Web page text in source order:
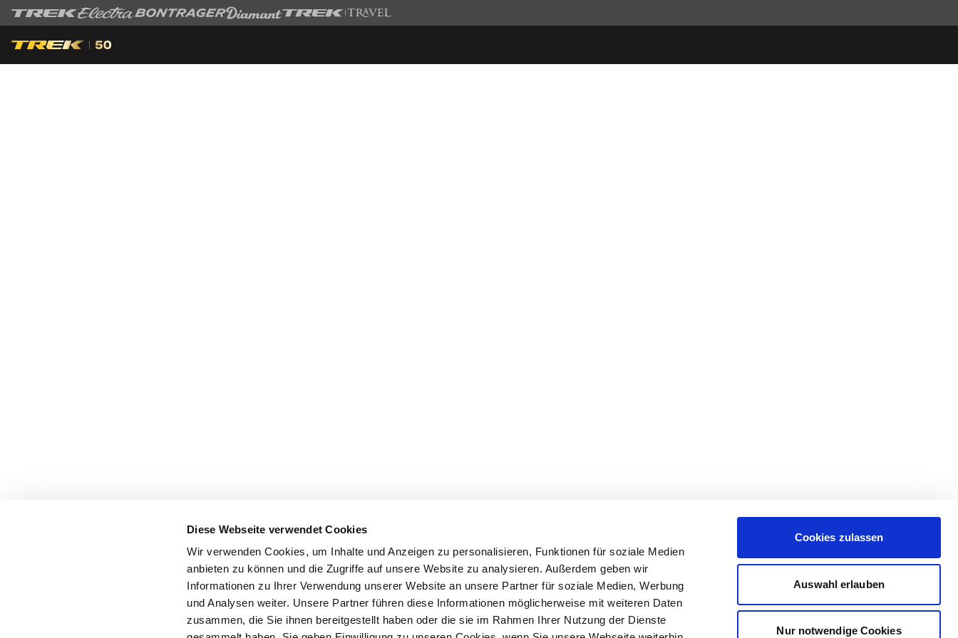
Diese Webseite verwendet Cookies
Wir verwenden Cookies, um Inhalte und Anzeigen zu personalisieren, Funktionen für soziale Medien
anbieten zu können und die Zugriffe auf unsere Website zu analysieren. Außerdem geben wir
Informationen zu Ihrer Verwendung unserer Website an unsere Partner für soziale Medien, Werbung
und Analysen weiter. Unsere Partner führen diese Informationen möglicherweise mit weiteren Daten
zusammen, die Sie ihnen bereitgestellt haben oder die sie im Rahmen Ihrer Nutzung der Dienste
Cookies zulassen
Auswahl erlauben
Nur notwendige Cookies